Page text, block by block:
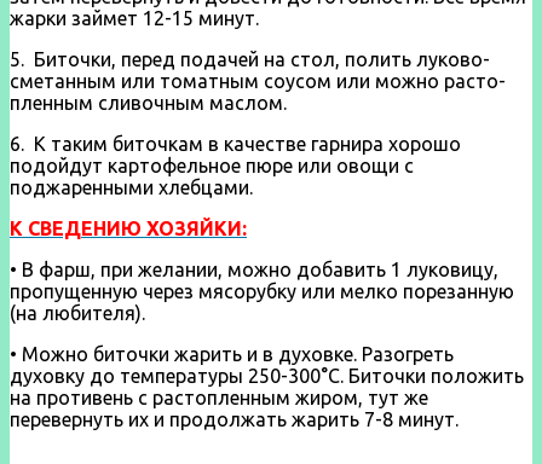
жарки займет 12-15 минут.
5. Биточки, перед подачей на стол, полить луково-
сметанным или томатным соусом или можно расто­
пленным сливочным маслом.
6. К таким биточкам в качестве гарнира хорошо
подойдут картофельное пюре или овощи с
поджаренными хлебцами.
К СВЕДЕНИЮ ХОЗЯЙКИ:
• В фарш, при желании, можно добавить 1 луковицу,
пропущенную через мясорубку или мелко порезанную
(на любителя).
• Можно биточки жарить и в духовке. Разогреть
духовку до температуры 250-300°С. Биточки положить
на противень с растопленным жиром, тут же
перевернуть их и продолжать жарить 7-8 минут.